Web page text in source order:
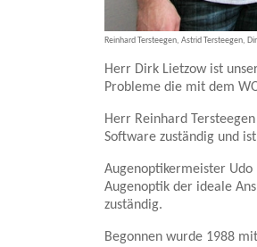
Reinhard Tersteegen, Astrid Tersteegen,
Herr Dirk Lietzow ist
Probleme die mit dem
Herr Reinhard
Software zuständig und
Augenoptikermeister
Augenoptik der ideale
zuständig.
Begonnen wurde 1988